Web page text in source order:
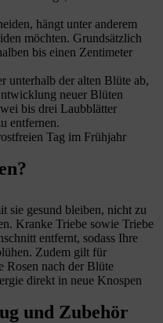
hängt unter anderem
möchten. Grundsätzlich
bis einen Zentimeter
unterhalb der alten Blüte ab,
neuer Blüten
bis drei Laubblätter
entfernen.
Tag im Frühjahr
sie gesund bleiben, nicht zu
Kranke Triebe sowie Triebe
entfernt, sodass Ihre
Zudem gilt für
Rosen nach der Blüte
direkt in neue Knospen
und Zubehör